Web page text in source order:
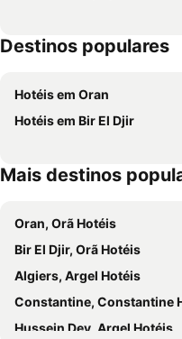
Destinos populares
Hotéis em Oran
Hotéis em Bir El Djir
Mais destinos
Oran, Orã Hotéis
Bir El Djir, Orã Hotéis
Algiers, Argel Hotéis
Constantine, Constantine
Hussein Dey, Argel Hotéis